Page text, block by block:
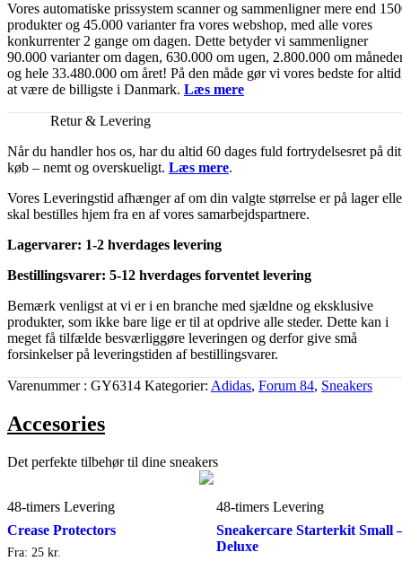
Vores automatiske prissystem scanner og sammenligner mere end
produkter og 45.000 varianter fra vores webshop, med alle vores
konkurrenter 2 gange om dagen. Dette betyder vi sammenligner
90.000 varianter om dagen, 630.000 om ugen, 2.800.000 om
og hele 33.480.000 om året! På den måde gør vi vores bedste for
at være de billigste i Danmark. Læs mere
Retur & Levering
Når du handler hos os, har du altid 60 dages fuld fortrydelsesret på dit
køb – nemt og overskueligt. Læs mere.
Vores Leveringstid afhænger af om din valgte størrelse er på lager
skal bestilles hjem fra en af vores samarbejdspartnere.
Lagervarer: 1-2 hverdages levering
Bestillingsvarer: 5-12 hverdages forventet levering
Bemærk venligst at vi er i en branche med sjældne og eksklusive
produkter, som ikke bare lige er til at opdrive alle steder. Dette kan i
meget få tilfælde besværliggøre leveringen og derfor give små
forsinkelser på leveringstiden af bestillingsvarer.
Varenummer GY6314 Kategorier Adidas, Forum 84, Sneakers
Accesories
Det perfekte tilbehør til dine sneakers
48-timers Levering
Crease Protectors
Fra: 25 kr.
48-timers Levering
Sneakercare Starterkit Small
Deluxe